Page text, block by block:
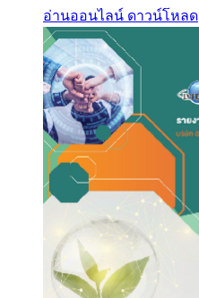
อ่านออนไลน์ ดาวน์โหลด